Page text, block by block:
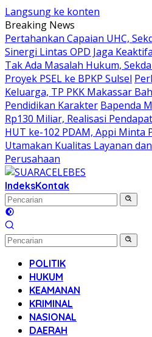
Langsung ke konten
Breaking News
Pertahankan Capaian UHC,
Sinergi Lintas OPD Jaga
Tak Ada Masalah Hukum,
Proyek PSEL ke BPKP Sulsel
Keluarga, TP PKK Makassar
Pendidikan Karakter Bapenda
Rp130 Miliar, Realisasi
HUT ke-102 PDAM, Appi Minta
Utamakan Kualitas Layanan
Perusahaan
IndeksKontak
POLITIK
HUKUM
KEAMANAN
KRIMINAL
NASIONAL
DAERAH